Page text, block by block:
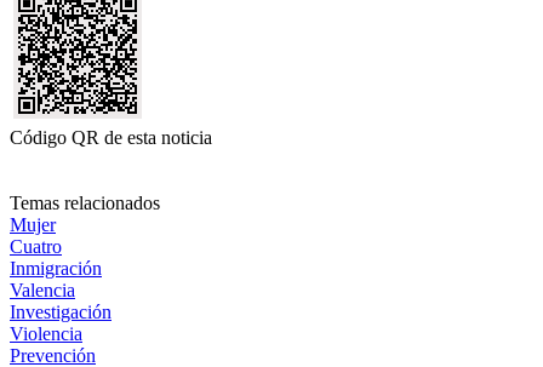
Código QR de esta noticia
Temas relacionados
Mujer
Cuatro
Inmigración
Valencia
Investigación
Violencia
Prevención